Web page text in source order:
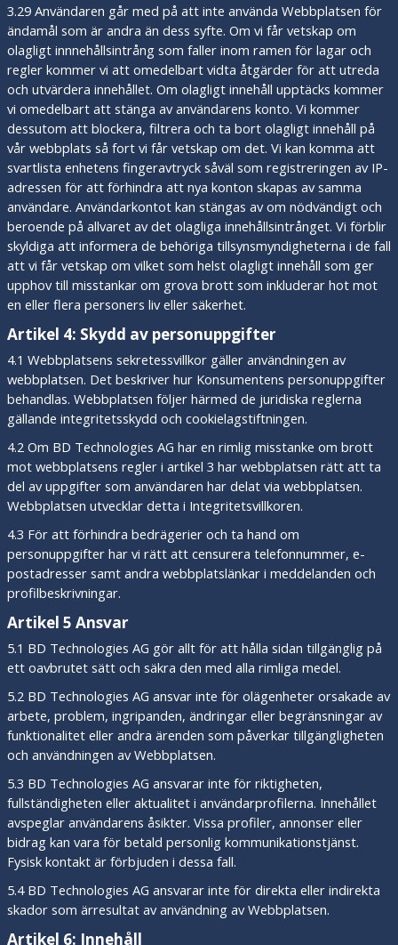
3.29 Användaren går med på att inte använda Webbplatsen för
ändamål som är andra än dess syfte. Om vi får vetskap om
olagligt innnehållsintrång som faller inom ramen för lagar och
regler kommer vi att omedelbart vidta åtgärder för att utreda
och utvärdera innehållet. Om olagligt innehåll upptäcks kommer
vi omedelbart att stänga av användarens konto. Vi kommer
dessutom att blockera, filtrera och ta bort olagligt innehåll på
vår webbplats så fort vi får vetskap om det. Vi kan komma att
svartlista enhetens fingeravtryck såväl som registreringen av IP-
adressen för att förhindra att nya konton skapas av samma
användare. Användarkontot kan stängas av om nödvändigt och
beroende på allvaret av det olagliga innehållsintrånget. Vi förblir
skyldiga att informera de behöriga tillsynsmyndigheterna i de fall
att vi får vetskap om vilket som helst olagligt innehåll som ger
upphov till misstankar om grova brott som inkluderar hot mot
en eller flera personers liv eller säkerhet.
Artikel 4: Skydd av personuppgifter
4.1 Webbplatsens sekretessvillkor gäller användningen av
webbplatsen. Det beskriver hur Konsumentens personuppgifter
behandlas. Webbplatsen följer härmed de juridiska reglerna
gällande integritetsskydd och cookielagstiftningen.
4.2 Om BD Technologies AG har en rimlig misstanke om brott
mot webbplatsens regler i artikel 3 har webbplatsen rätt att ta
del av uppgifter som användaren har delat via webbplatsen.
Webbplatsen utvecklar detta i Integritetsvillkoren.
4.3 För att förhindra bedrägerier och ta hand om
personuppgifter har vi rätt att censurera telefonnummer, e-
postadresser samt andra webbplatslänkar i meddelanden och
profilbeskrivningar.
Artikel 5 Ansvar
5.1 BD Technologies AG gör allt för att hålla sidan tillgänglig på
ett oavbrutet sätt och säkra den med alla rimliga medel.
5.2 BD Technologies AG ansvar inte för olägenheter orsakade av
arbete, problem, ingripanden, ändringar eller begränsningar av
funktionalitet eller andra ärenden som påverkar tillgängligheten
och användningen av Webbplatsen.
5.3 BD Technologies AG ansvarar inte för riktigheten,
fullständigheten eller aktualitet i användarprofilerna. Innehållet
avspeglar användarens åsikter. Vissa profiler, annonser eller
bidrag kan vara för betald personlig kommunikationstjänst.
Fysisk kontakt är förbjuden i dessa fall.
5.4 BD Technologies AG ansvarar inte för direkta eller indirekta
skador som ärresultat av användning av Webbplatsen.
Artikel 6: Innehåll